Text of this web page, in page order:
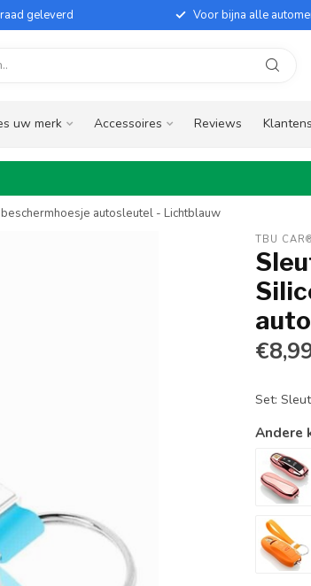
geleverd Voor bijna alle
uw merk Accessoires Reviews
autosleutel - Lichtblauw
TBU
Set:
Andere